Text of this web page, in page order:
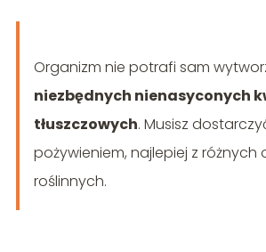
Organizm nie potrafi sam
niezbędnych nienasyconych
tłuszczowych. Musisz
pożywieniem, najlepiej z różnych
roślinnych.